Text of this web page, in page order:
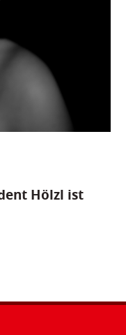
Hölzl ist